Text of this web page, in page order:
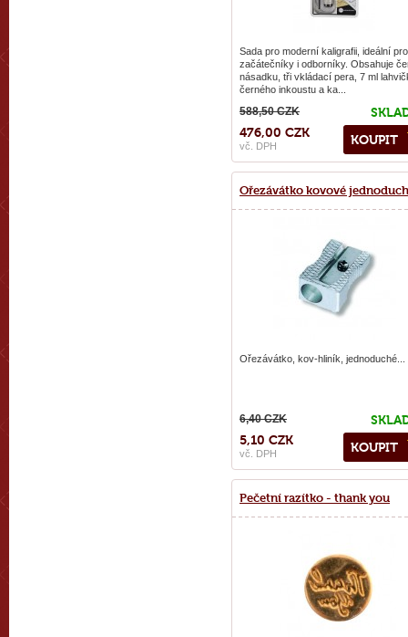
Sada pro moderní kaligrafii, ideální pro
začátečníky i odborníky. Obsahuje
násadku, tři vkládací pera, 7 ml
černého inkoustu a ka...
KOUPIT
588,50 CZK
476,00 CZK
vč. DPH
Ořezávátko kovové
Ořezávátko, kov-hliník, jednoduché...
KOUPIT
6,40 CZK
5,10 CZK
vč. DPH
Pečetní razítko - thank you